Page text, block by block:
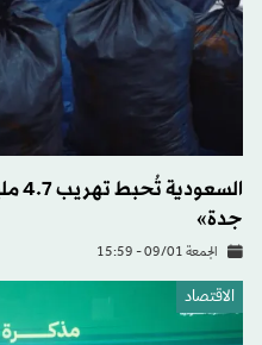
جدة»
الجمعة 09/01 - 15:59
الاقتصاد